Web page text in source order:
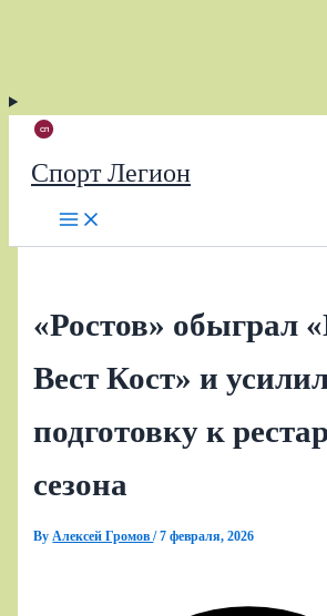
Спорт Легион
«Ростов» обыграл
Вест Кост» и
подготовку к
сезона
ByАлексей Громов/7 февраля, 2026